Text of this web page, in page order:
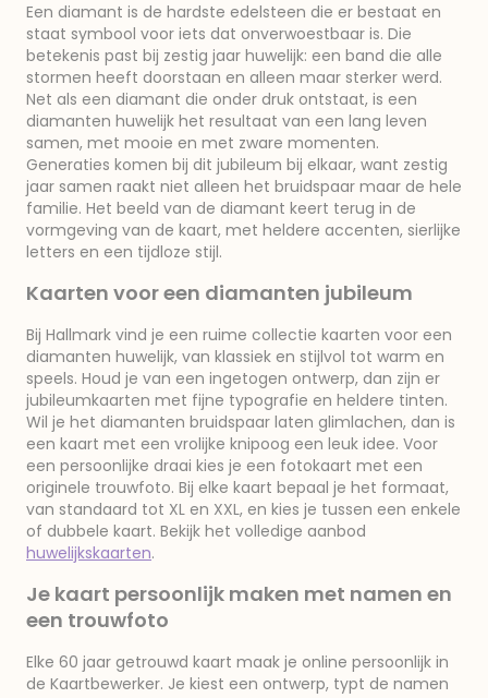
Een diamant is de hardste edelsteen die er bestaat en
staat symbool voor iets dat onverwoestbaar is. Die
betekenis past bij zestig jaar huwelijk: een band die alle
stormen heeft doorstaan en alleen maar sterker werd.
Net als een diamant die onder druk ontstaat, is een
diamanten huwelijk het resultaat van een lang leven
samen, met mooie en met zware momenten.
Generaties komen bij dit jubileum bij elkaar, want zestig
jaar samen raakt niet alleen het bruidspaar maar de hele
familie. Het beeld van de diamant keert terug in de
vormgeving van de kaart, met heldere accenten, sierlijke
letters en een tijdloze stijl.
Kaarten voor een diamanten jubileum
Bij Hallmark vind je een ruime collectie kaarten voor een
diamanten huwelijk, van klassiek en stijlvol tot warm en
speels. Houd je van een ingetogen ontwerp, dan zijn er
jubileumkaarten met fijne typografie en heldere tinten.
Wil je het diamanten bruidspaar laten glimlachen, dan is
een kaart met een vrolijke knipoog een leuk idee. Voor
een persoonlijke draai kies je een fotokaart met een
originele trouwfoto. Bij elke kaart bepaal je het formaat,
van standaard tot XL en XXL, en kies je tussen een enkele
of dubbele kaart. Bekijk het volledige aanbod
huwelijkskaarten.
Je kaart persoonlijk maken met namen en
een trouwfoto
Elke 60 jaar getrouwd kaart maak je online persoonlijk in
de Kaartbewerker. Je kiest een ontwerp, typt de namen